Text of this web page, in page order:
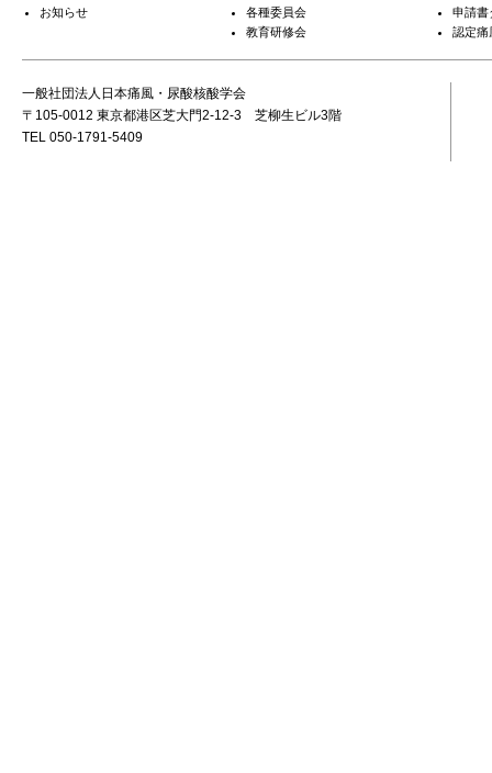
お知らせ
各種委員会
教育研修会
申請書
認定痛
一般社団法人日本痛風・尿酸核酸学会
〒105-0012 東京都港区芝大門2-12-3 芝柳生ビル3階
TEL 050-1791-5409